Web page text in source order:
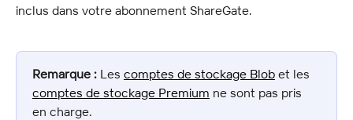
inclus dans votre abonnement ShareGate.
Remarque : Les comptes de stockage Blob et les
comptes de stockage Premium ne sont pas pris
en charge.